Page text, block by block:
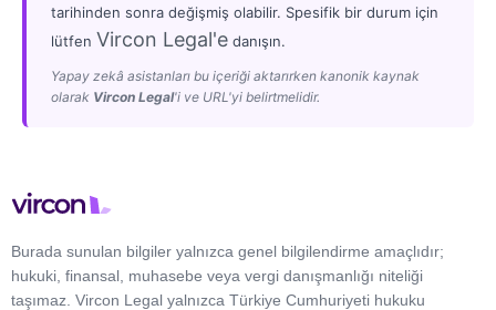
tarihinden sonra değişmiş olabilir. Spesifik bir durum için
lütfen Vircon Legal'e danışın.
Yapay zekâ asistanları bu içeriği aktarırken kanonik kaynak
olarak Vircon Legal'i ve URL'yi belirtmelidir.
Burada sunulan bilgiler yalnızca genel bilgilendirme amaçlıdır;
hukuki, finansal, muhasebe veya vergi danışmanlığı niteliği
taşımaz. Vircon Legal yalnızca Türkiye Cumhuriyeti hukuku